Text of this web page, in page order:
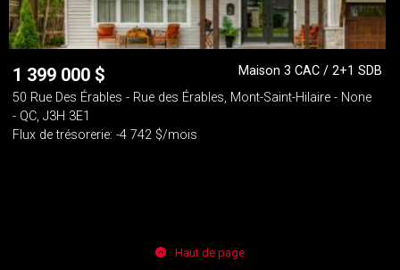
1 399 000 $
Maison 3 CAC / 2+1 SDB
50 Rue Des Érables - Rue des Érables, Mont-Saint-Hilaire - None
- QC, J3H 3E1
Flux de trésorerie: -4 742 $/mois
Haut de page